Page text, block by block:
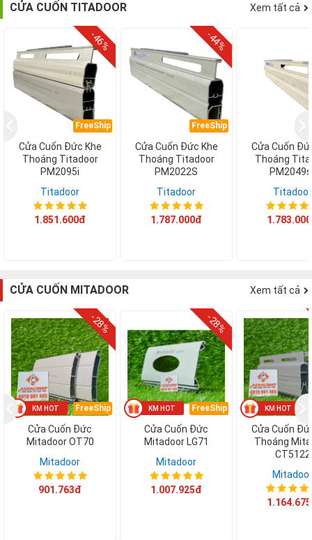
CỬA CUỐN TITADOOR Xem tất cả
FreeShip
-46%
Cửa Cuốn Đức Khe
Thoáng Titadoor
PM2095i
Titadoor
1.851.600đ
FreeShip
-44%
Cửa Cuốn Đức Khe
Thoáng Titadoor
PM2022S
Titadoor
1.787.000đ
Cửa Cuốn
Thoáng
Titadoor
CỬA CUỐN MITADOOR Xem tất cả
FreeShip
-28%
Cửa Cuốn Đức
Mitadoor OT70
Mitadoor
901.763đ
FreeShip
-28%
Cửa Cuốn Đức
Mitadoor LG71
Mitadoor
1.007.925đ
Cửa Cuốn
Thoáng
CT5122
Mitadoor